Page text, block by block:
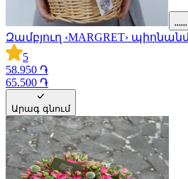
Զամբյուղ ‹MARGRET›
5
58.950 ֏
65.500 ֏
Արագ գնում